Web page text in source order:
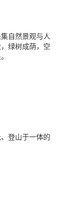
自然景观与人
绿树成荫，空
登山于一体的